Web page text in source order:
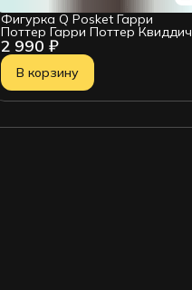
2 990 ₽
Фигурка Q Posket Гарри
Поттер Гарри Поттер Квиддич
14см BP19968P
В корзину